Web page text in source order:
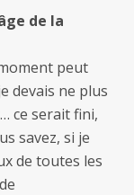
de la
peut
devais ne plus
ce serait fini,
savez, si je
de toutes les